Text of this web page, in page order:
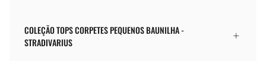
COLEÇÃO TOPS CORPETES PEQUENOS BAUNILHA -
STRADIVARIUS